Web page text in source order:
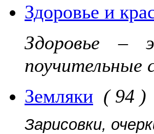
Здоровье и
Здоровье –
поучительные
Земляки ( 94 )
Зарисовки,